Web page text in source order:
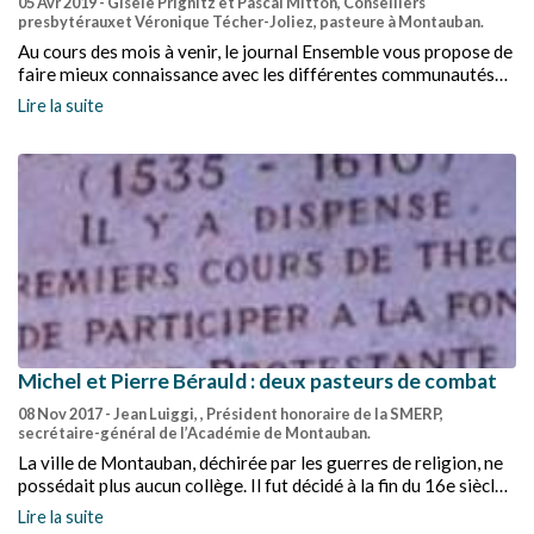
presbytérauxet Véronique Técher-Joliez, pasteure à Montauban.
Au cours des mois à venir, le journal Ensemble vous propose de
faire mieux connaissance avec les différentes communautés
de notre région. Après Agen, ce mois-ci, rencontre avec la
communauté de Montauban.
Lire la suite
Michel et Pierre Bérauld : deux pasteurs de combat
08 Nov 2017- Jean Luiggi, , Président honoraire de la SMERP,
secrétaire-général de l’Académie de Montauban.
La ville de Montauban, déchirée par les guerres de religion, ne
possédait plus aucun collège. Il fut décidé à la fin du 16e siècle
de construire ce qui devint le Collège de Navarre. Le Synode de
Lire la suite